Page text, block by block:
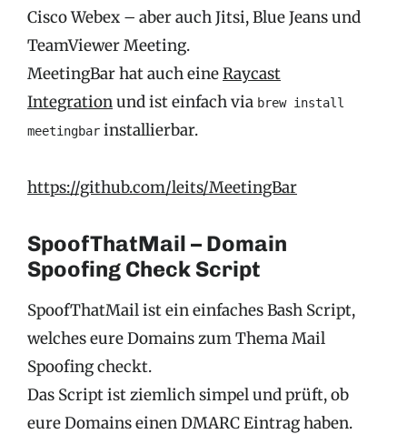
Cisco Webex – aber auch Jitsi, Blue Jeans und
TeamViewer Meeting.
MeetingBar hat auch eineRaycast
Integrationund ist einfach via brew install
meetingbar installierbar.
https://github.com/leits/MeetingBar
SpoofThatMail – Domain
Spoofing Check Script
SpoofThatMail ist ein einfaches Bash Script,
welches eure Domains zum Thema Mail
Spoofing checkt.
Das Script ist ziemlich simpel und prüft, ob
eure Domains einen DMARC Eintrag haben.